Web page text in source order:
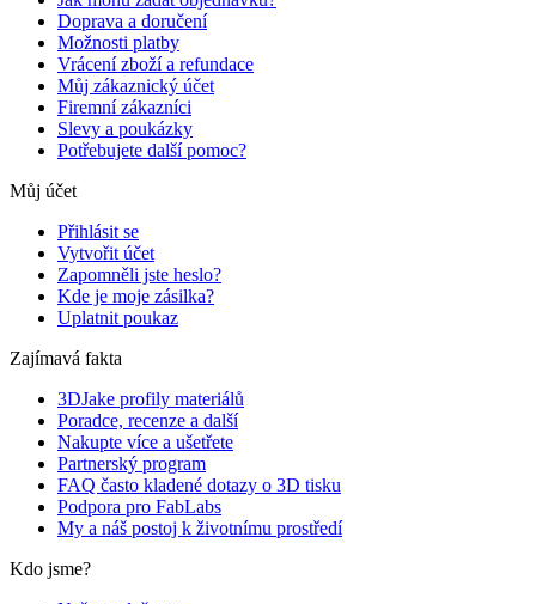
Doprava a doručení
Možnosti platby
Vrácení zboží a refundace
Můj zákaznický účet
Firemní zákazníci
Slevy a poukázky
Potřebujete další pomoc?
Můj účet
Přihlásit se
Vytvořit účet
Zapomněli jste heslo?
Kde je moje zásilka?
Uplatnit poukaz
Zajímavá fakta
3DJake profily materiálů
Poradce, recenze a další
Nakupte více a ušetřete
Partnerský program
FAQ často kladené dotazy o 3D tisku
Podpora pro FabLabs
My a náš postoj k životnímu prostředí
Kdo jsme?